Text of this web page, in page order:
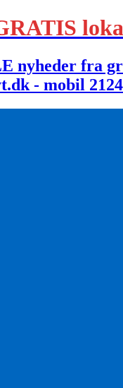
nyheder fra
- mobil